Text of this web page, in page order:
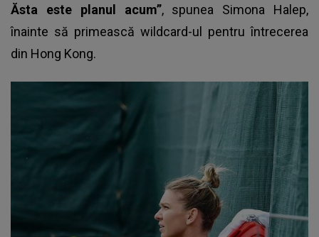
Ăsta este planul acum”, spunea Simona Halep,
înainte să primească wildcard-ul pentru întrecerea
din Hong Kong.